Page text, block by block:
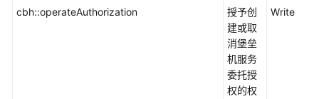
cbh::operateAuthorization
授予创
建或取
消堡垒
机服务
委托授
权的权
Write